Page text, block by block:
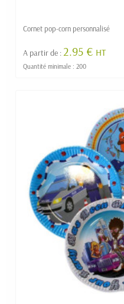
Cornet pop-corn personnalisé
A partir de :2.95 € HT
Quantité minimale : 200